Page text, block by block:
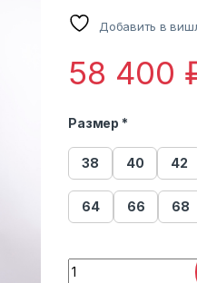
Добавить в
58 400
Размер *
38 40 42
64 66 68
Пуховик мужской